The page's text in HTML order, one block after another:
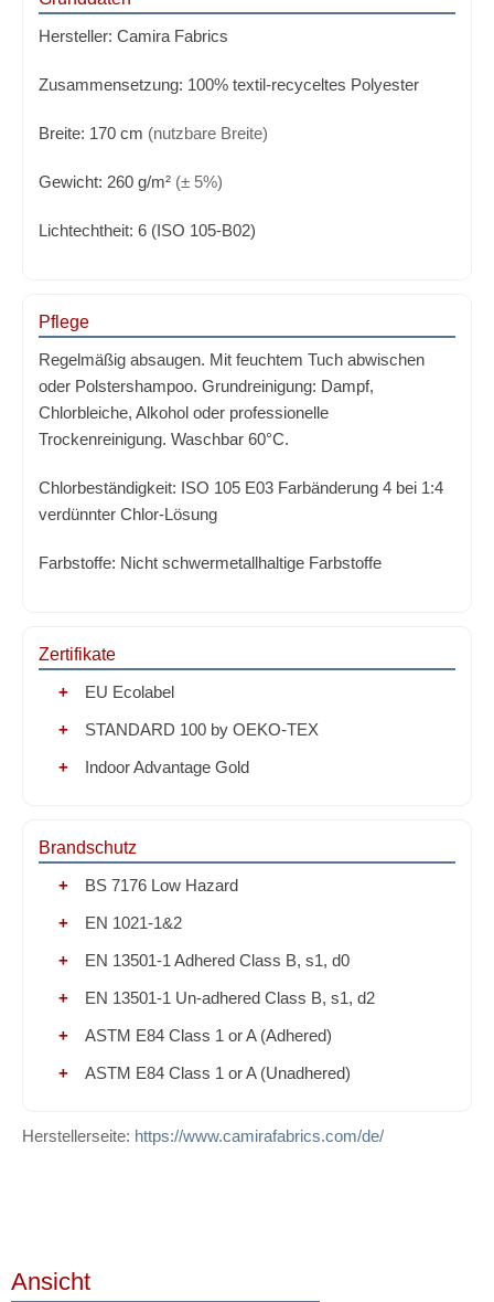
Hersteller: Camira Fabrics
Zusammensetzung: 100% textil-recyceltes Polyester
Breite: 170 cm (nutzbare Breite)
Gewicht: 260 g/m² (± 5%)
Lichtechtheit: 6 (ISO 105-B02)
Pflege
Regelmäßig absaugen. Mit feuchtem Tuch abwischen
oder Polstershampoo. Grundreinigung: Dampf,
Chlorbleiche, Alkohol oder professionelle
Trockenreinigung. Waschbar 60°C.
Chlorbeständigkeit: ISO 105 E03 Farbänderung 4 bei 1:4
verdünnter Chlor-Lösung
Farbstoffe: Nicht schwermetallhaltige Farbstoffe
Zertifikate
EU Ecolabel
STANDARD 100 by OEKO-TEX
Indoor Advantage Gold
Brandschutz
BS 7176 Low Hazard
EN 1021-1&2
EN 13501-1 Adhered Class B, s1, d0
EN 13501-1 Un-adhered Class B, s1, d2
ASTM E84 Class 1 or A (Adhered)
ASTM E84 Class 1 or A (Unadhered)
Herstellerseite: https://www.camirafabrics.com/de/
Ansicht